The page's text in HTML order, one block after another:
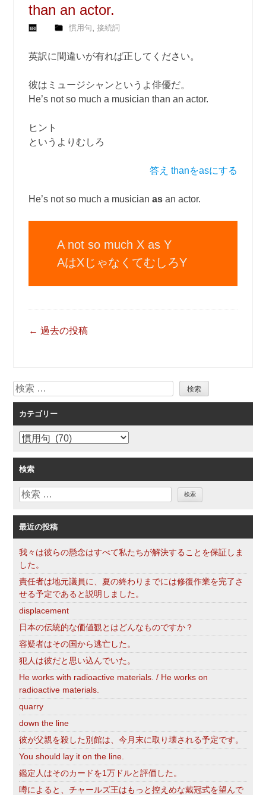
than an actor.
慣用句,接続詞
英訳に間違いが有れば正してください。
彼はミュージシャンというよ俳優だ。
He’s not so much a musician than an actor.
ヒント
というよりむしろ
答え thanをasにする
He’s not so much a musicianas an actor.
A not so much X as Y
AはXじゃなくてむしろY
投
ゲ
ー
シ
ョ
ン
← 過去の投稿
検
索
カテゴリー
カ
ゴ
リ
ー
検索
検
最近の投稿
我々は彼らの懸念はすべて私たちが解決することを保証しま
した。
責任者は地元議員に、夏の終わりまでには修復作業を完了さ
せる予定であると説明しました。
displacement
日本の伝統的な価値観とはどんなものですか？
容疑者はその国から逃亡した。
犯人は彼だと思い込んでいた。
He works with radioactive materials. / He works on
radioactive materials.
quarry
down the line
彼が父親を殺した別館は、今月末に取り壊される予定です。
You should lay it on the line.
鑑定人はそのカードを1万ドルと評価した。
噂によると、チャールズ王はもっと控えめな戴冠式を望んで